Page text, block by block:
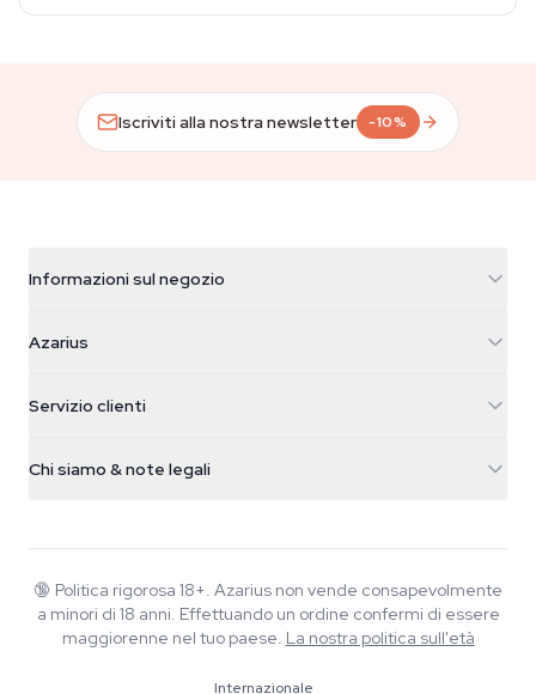
Iscriviti alla nostra newsletter -10%
Informazioni sul negozio
Galvaniweg 11
Nederland
+31(0)204897914
Azarius
Smokeshop
Servizio clienti
FAQ
Informativa sulla privacy
Chi siamo & note legali
Wiki
Blog
Musica
🔞 Politica rigorosa 18+. Azarius non vende consapevolmente
a minori di 18 anni. Effettuando un ordine confermi di essere
maggiorenne nel tuo paese. La nostra politica sull'età
Internazionale